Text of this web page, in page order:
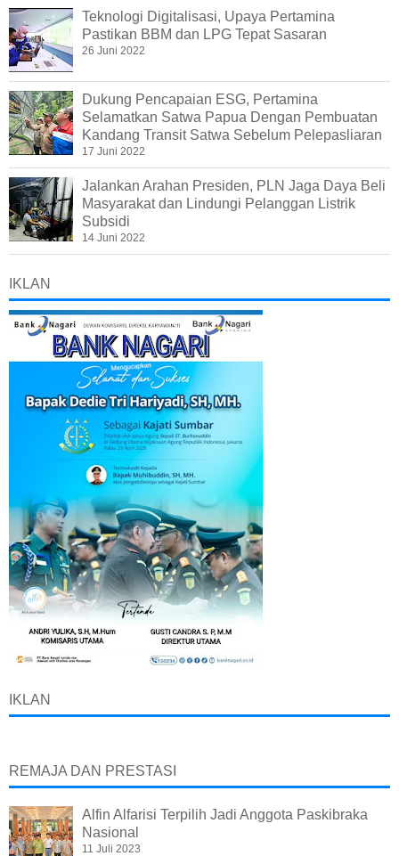
Teknologi Digitalisasi, Upaya Pertamina
Pastikan BBM dan LPG Tepat Sasaran
26 Juni 2022
Dukung Pencapaian ESG, Pertamina
Selamatkan Satwa Papua Dengan Pembuatan
Kandang Transit Satwa Sebelum Pelepasliaran
17 Juni 2022
Jalankan Arahan Presiden, PLN Jaga Daya Beli
Masyarakat dan Lindungi Pelanggan Listrik
Subsidi
14 Juni 2022
IKLAN
IKLAN
REMAJA DAN PRESTASI
Alfin Alfarisi Terpilih Jadi Anggota Paskibraka
Nasional
11 Juli 2023